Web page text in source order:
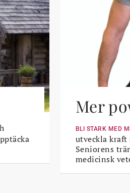
Mer
BLI STARK MED
utveckla
Seniorens
medicinsk